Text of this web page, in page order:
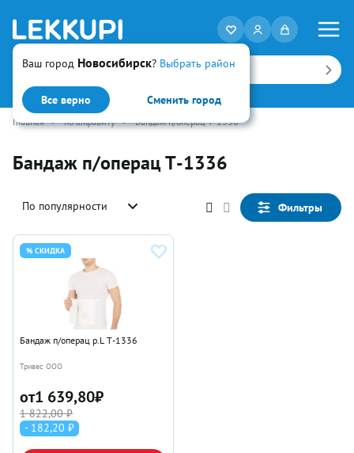
Ваш город Новосибирск? Выбрать район
Все верно Сменить город
Искать
Главная • по алфавиту • Бандаж п/операц Т-1336
Бандаж п/операц Т-1336
По популярности Фильтры
% СКИДКА
Бандаж п/операц р.L Т-1336
Тривес ООО
от1 639,80₽
1 822,00 ₽
- 182,20 ₽